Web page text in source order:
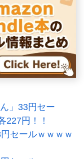
」33円セー
227円！！
セールｗｗｗｗ